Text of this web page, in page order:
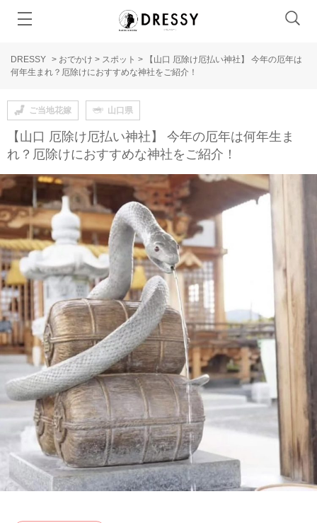
DRESSY > おでかけ > スポット >
【山口 厄除け厄払い神社】 今年の厄年は
何年生まれ？厄除けにおすすめな神社をご紹介！
ご当地花嫁 山口県
【山口 厄除け厄払い神社】 今年の厄年は何年生ま
れ？厄除けにおすすめな神社をご紹介！